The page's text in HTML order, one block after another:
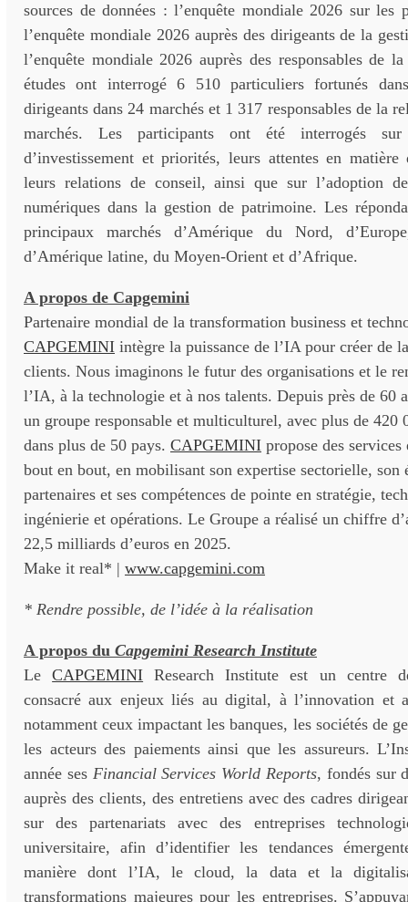
sources de données : l’enquête mondiale 2026 sur les
l’enquête mondiale 2026 auprès des dirigeants de la
l’enquête mondiale 2026 auprès des responsables de
études ont interrogé 6 510 particuliers fortunés
dirigeants dans 24 marchés et 1 317 responsables de la
marchés. Les participants ont été interrogés sur
d’investissement et priorités, leurs attentes en matière
leurs relations de conseil, ainsi que sur l’adoption
numériques dans la gestion de patrimoine. Les
principaux marchés d’Amérique du Nord,
d’Amérique latine, du Moyen-Orient et d’Afrique.
A propos de Capgemini
Partenaire mondial de la transformation business et
CAPGEMINI intègre la puissance de l’IA pour créer de
clients. Nous imaginons le futur des organisations et le
l’IA, à la technologie et à nos talents. Depuis près de 60
un groupe responsable et multiculturel, avec plus de 420
dans plus de 50 pays. CAPGEMINI propose des
bout en bout, en mobilisant son expertise sectorielle, son
partenaires et ses compétences de pointe en stratégie,
ingénierie et opérations. Le Groupe a réalisé un chiffre
22,5 milliards d’euros en 2025.
Make it real* | www.capgemini.com
* Rendre possible, de l’idée à la réalisation
A propos du Capgemini Research Institute
LeCAPGEMINI Research Institute est un centre
consacré aux enjeux liés au digital, à l’innovation et
notamment ceux impactant les banques, les sociétés de
les acteurs des paiements ainsi que les assureurs.
année ses Financial Services World Reports, fondés sur
auprès des clients, des entretiens avec des cadres
sur des partenariats avec des entreprises
universitaire, afin d’identifier les tendances
manière dont l’IA, le cloud, la data et la
transformations majeures pour les entreprises.